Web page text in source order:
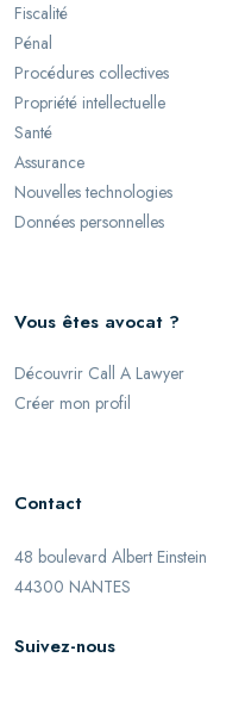
Fiscalité
Pénal
Procédures collectives
Propriété intellectuelle
Santé
Assurance
Nouvelles technologies
Données personnelles
Vous êtes avocat ?
Découvrir Call A Lawyer
Créer mon profil
Contact
48 boulevard Albert Einstein
44300 NANTES
Suivez-nous